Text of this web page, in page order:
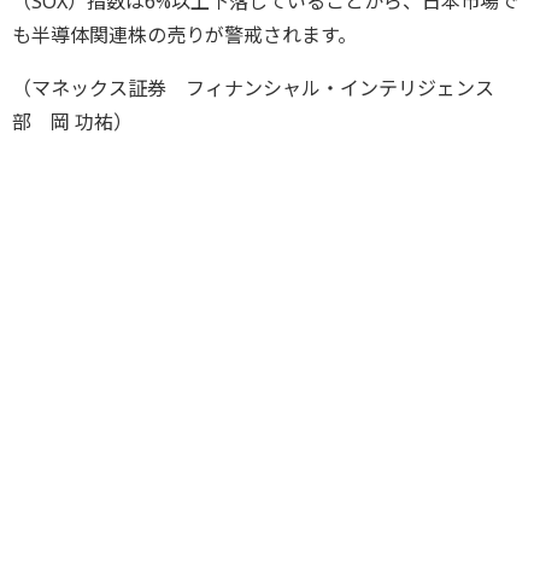
も半導体関連株の売りが警戒されます。
（マネックス証券 フィナンシャル・インテリジェンス
部 岡 功祐）